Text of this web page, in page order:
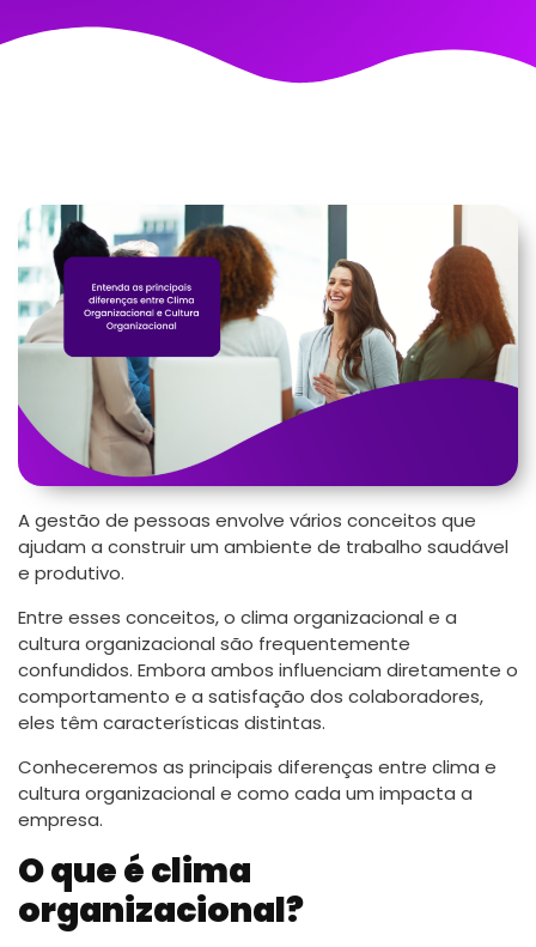
A gestão de pessoas envolve vários conceitos que
ajudam a construir um ambiente de trabalho saudável
e produtivo.
Entre esses conceitos, o clima organizacional e a
cultura organizacional são frequentemente
confundidos. Embora ambos influenciam diretamente o
comportamento e a satisfação dos colaboradores,
eles têm características distintas.
Conheceremos as principais diferenças entre clima e
cultura organizacional e como cada um impacta a
empresa.
O que é clima
organizacional?